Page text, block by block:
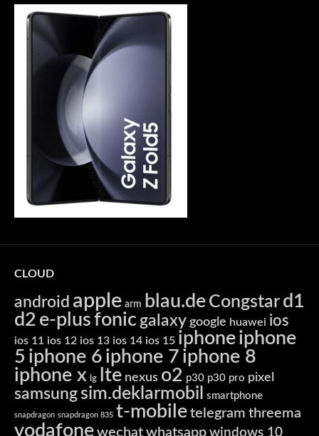
CLOUD
android apple arm blau.de Congstar d1
d2 e-plusfonic galaxy google huawei ios
ios 11 ios 12 ios 13 ios 14 ios 15 iphoneiphone
5 iphone 6 iphone 7 iphone 8
iphone x lg lte nexus o2 p30 p30 pro pixel
samsung sim.deklarmobil smartphone
snapdragon snapdragon 835 t-mobile telegram threema
vodafone wechat whatsapp windows 10